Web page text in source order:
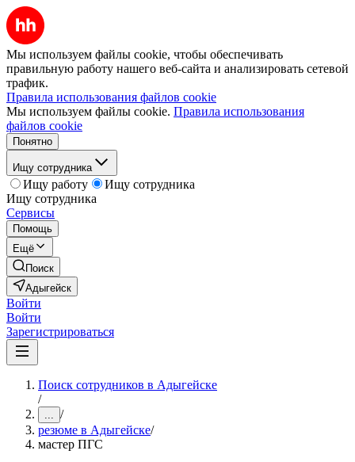
Мы используем файлы cookie, чтобы обеспечивать
правильную работу нашего веб-сайта и анализировать сетевой
трафик.
Правила использования файлов cookie
Мы используем файлы cookie. Правила использования
файлов cookie
Понятно
Ищу сотрудника
Ищу работу
Ищу сотрудника
Ищу сотрудника
Сервисы
Помощь
Ещё
Поиск
Адыгейск
Войти
Войти
Зарегистрироваться
Поиск сотрудников в Адыгейске
/
... /
резюме в Адыгейске/
мастер ПГС